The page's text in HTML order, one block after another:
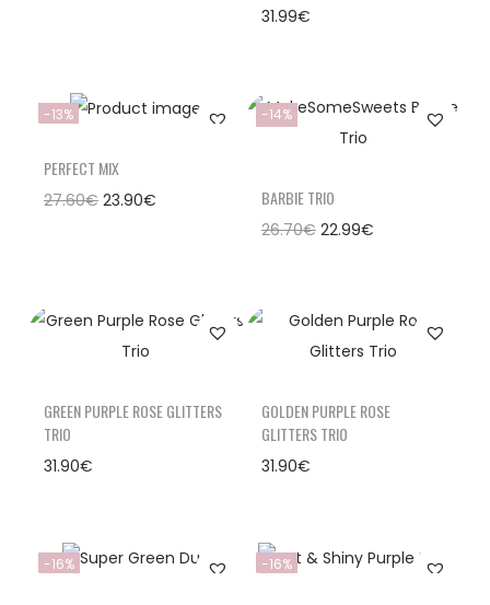
31.99€
-13%
PERFECT MIX
27.60€ 23.90€
-14%
BARBIE TRIO
26.70€ 22.99€
GREEN PURPLE ROSE GLITTERS
TRIO
31.90€
GOLDEN PURPLE ROSE
GLITTERS TRIO
31.90€
-16% -16%